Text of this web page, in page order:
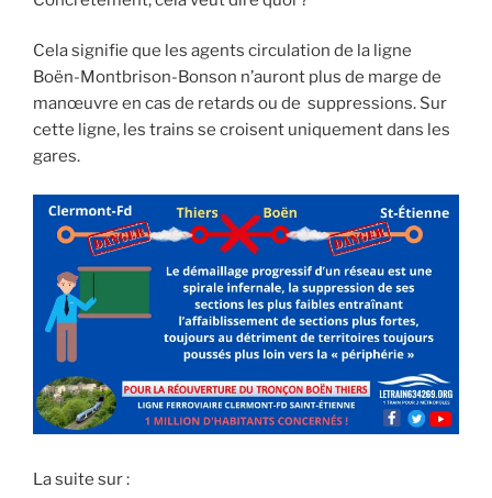
Cela signifie que les agents circulation de la ligne
Boën-Montbrison-Bonson n’auront plus de marge de
manœuvre en cas de retards ou de suppressions. Sur
cette ligne, les trains se croisent uniquement dans les
gares.
La suite sur :